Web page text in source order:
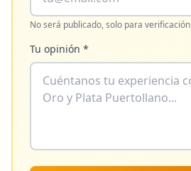
No será publicado, solo para verificación
Tu opinión *